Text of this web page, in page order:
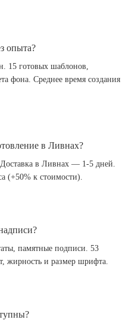
опыта?
15 готовых шаблонов,
фона. Среднее время создания
в Ливнах?
в Ливнах — 1-5 дней.
(+50% к стоимости).
памятные подписи. 53
жирность и размер шрифта.